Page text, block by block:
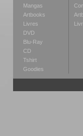
Mangas
Artbooks
Livres
DVD
Blu-Ray
CD
Tshirt
Goodies